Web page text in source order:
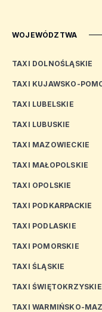
WOJEWÓDZTWA
TAXI DOLNOŚLĄSKIE
TAXI KUJAWSKO-
TAXI LUBELSKIE
TAXI LUBUSKIE
TAXI MAZOWIECKIE
TAXI MAŁOPOLSKIE
TAXI OPOLSKIE
TAXI PODKARPACKIE
TAXI PODLASKIE
TAXI POMORSKIE
TAXI ŚLĄSKIE
TAXI ŚWIĘTOKRZYSKIE
TAXI WARMIŃSKO-